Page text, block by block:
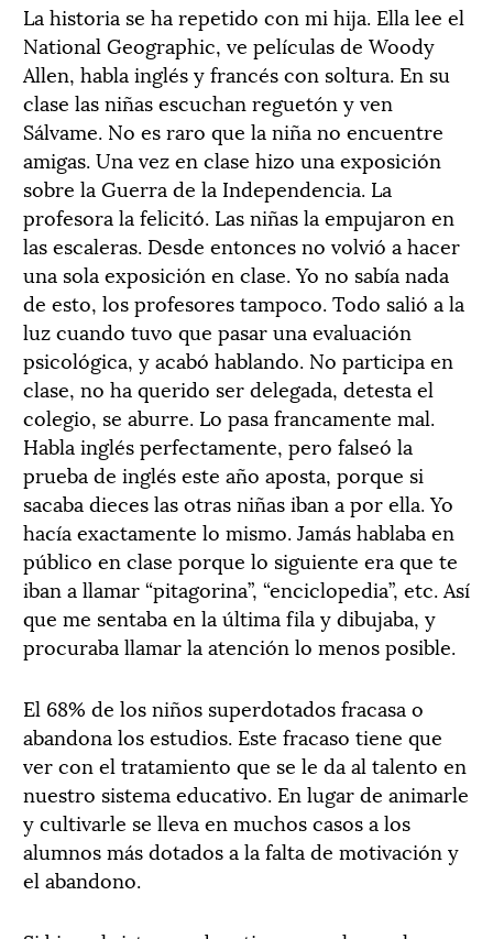
La historia se ha repetido con mi hija. Ella lee el
National Geographic, ve películas de Woody
Allen, habla inglés y francés con soltura. En su
clase las niñas escuchan reguetón y ven
Sálvame. No es raro que la niña no encuentre
amigas. Una vez en clase hizo una exposición
sobre la Guerra de la Independencia. La
profesora la felicitó. Las niñas la empujaron en
las escaleras. Desde entonces no volvió a hacer
una sola exposición en clase. Yo no sabía nada
de esto, los profesores tampoco. Todo salió a la
luz cuando tuvo que pasar una evaluación
psicológica, y acabó hablando. No participa en
clase, no ha querido ser delegada, detesta el
colegio, se aburre. Lo pasa francamente mal.
Habla inglés perfectamente, pero falseó la
prueba de inglés este año aposta, porque si
sacaba dieces las otras niñas iban a por ella. Yo
hacía exactamente lo mismo. Jamás hablaba en
público en clase porque lo siguiente era que te
iban a llamar “pitagorina”, “enciclopedia”, etc. Así
que me sentaba en la última fila y dibujaba, y
procuraba llamar la atención lo menos posible.
El 68% de los niños superdotados fracasa o
abandona los estudios. Este fracaso tiene que
ver con el tratamiento que se le da al talento en
nuestro sistema educativo. En lugar de animarle
y cultivarle se lleva en muchos casos a los
alumnos más dotados a la falta de motivación y
el abandono.